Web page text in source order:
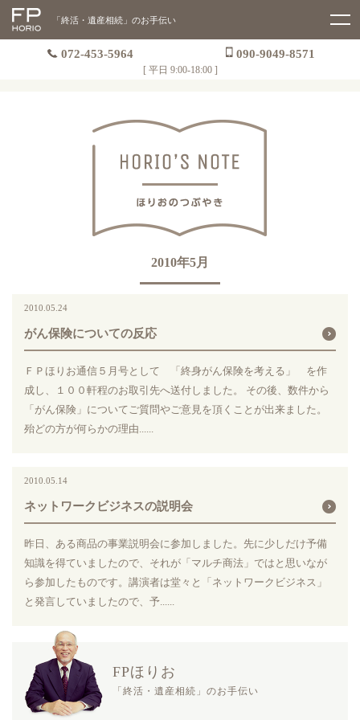
「終活・遺産相続」のお手伝い
072-453-5964 090-9049-8571
[ 平日 9:00-18:00 ]
2010年5月
2010.05.24
がん保険についての反応
ＦＰほりお通信５月号として 「終身がん保険を考える」 を作
成し、１００軒程のお取引先へ送付しました。 その後、数件から
「がん保険」についてご質問やご意見を頂くことが出来ました。
殆どの方が何らかの理由......
2010.05.14
ネットワークビジネスの説明会
昨日、ある商品の事業説明会に参加しました。先に少しだけ予備
知識を得ていましたので、それが「マルチ商法」ではと思いなが
ら参加したものです。講演者は堂々と「ネットワークビジネス」
と発言していましたので、予......
FPほりお
「終活・遺産相続」のお手伝い